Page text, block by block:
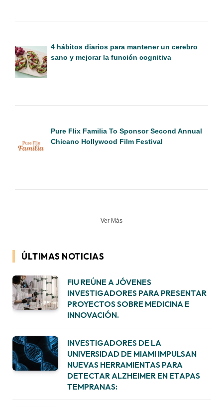
4 hábitos diarios para mantener un cerebro
sano y mejorar la función cognitiva
Pure Flix Familia To Sponsor Second Annual
Chicano Hollywood Film Festival
Ver Más
ÚLTIMAS NOTICIAS
FIU REÚNE A JÓVENES
INVESTIGADORES PARA PRESENTAR
PROYECTOS SOBRE MEDICINA E
INNOVACIÓN.
INVESTIGADORES DE LA
UNIVERSIDAD DE MIAMI IMPULSAN
NUEVAS HERRAMIENTAS PARA
DETECTAR ALZHEIMER EN ETAPAS
TEMPRANAS: